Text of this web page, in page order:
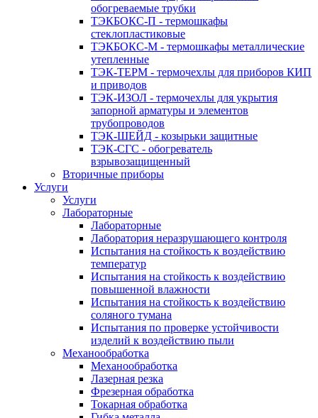
обогреваемые трубки
ТЭКБОКС-П - термошкафы
стеклопластиковые
ТЭКБОКС-М - термошкафы металлические
утепленные
ТЭК-ТЕРМ - термочехлы для приборов КИП
и приводов
ТЭК-ИЗОЛ - термочехлы для укрытия
запорной арматуры и элементов
трубопроводов
ТЭК-ШЕЙД - козырьки защитные
ТЭК-СГС - обогреватель
взрывозащищенный
Вторичные приборы
Услуги
Услуги
Лабораторные
Лабораторные
Лаборатория неразрушающего контроля
Испытания на стойкость к воздействию
температур
Испытания на стойкость к воздействию
повышенной влажности
Испытания на стойкость к воздействию
соляного тумана
Испытания по проверке устойчивости
изделий к воздействию пыли
Механообработка
Механообработка
Лазерная резка
Фрезерная обработка
Токарная обработка